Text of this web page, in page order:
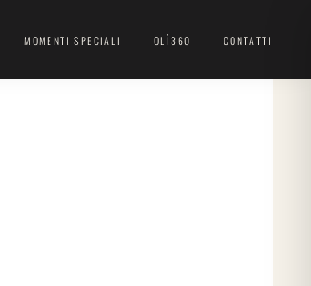
MOMENTI SPECIALI OLÌ360 CONTATTI